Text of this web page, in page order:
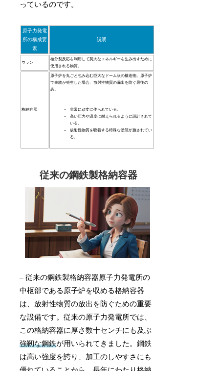
っているのです。
原子力発電
所の構成要
素
説明
ウラン
核分裂反応を利用して莫大なエネルギーを生み出すために
使用される物質。
格納容器
原子炉を丸ごと包み込む巨大なドーム状の構造物。原子炉
で事故が発生した場合、放射性物質の漏出を防ぐ最後の
砦。
非常に頑丈に作られている。
高い圧力や温度に耐えられるように設計されて
いる。
放射性物質を吸着する特殊な塗装が施されてい
る。
従来の鋼鉄製格納容器
– 従来の鋼鉄製格納容器原子力発電所の
中枢部である原子炉を収める格納容器
は、放射性物質の放出を防ぐための重要
な設備です。従来の原子力発電所では、
この格納容器に厚さ数十センチにも及ぶ
強靭な鋼鉄が用いられてきました。鋼鉄
は高い強度を誇り、加工のしやすさにも